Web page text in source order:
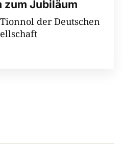
zum Jubiläum
der Deutschen